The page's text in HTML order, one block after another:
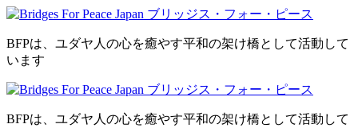
BFPは、ユダヤ人の心を癒やす平和の架け橋として活動して
います
BFPは、ユダヤ人の心を癒やす平和の架け橋として活動して